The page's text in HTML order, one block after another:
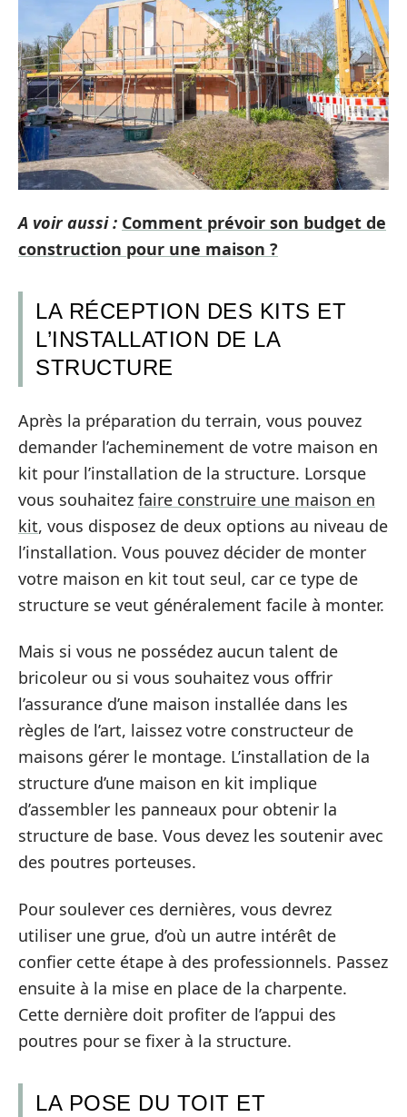
A voir aussi : Comment prévoir son budget de
construction pour une maison ?
LA RÉCEPTION DES KITS ET
L’INSTALLATION DE LA
STRUCTURE
Après la préparation du terrain, vous pouvez
demander l’acheminement de votre maison en
kit pour l’installation de la structure. Lorsque
vous souhaitez faire construire une maison en
kit, vous disposez de deux options au niveau de
l’installation. Vous pouvez décider de monter
votre maison en kit tout seul, car ce type de
structure se veut généralement facile à monter.
Mais si vous ne possédez aucun talent de
bricoleur ou si vous souhaitez vous offrir
l’assurance d’une maison installée dans les
règles de l’art, laissez votre constructeur de
maisons gérer le montage. L’installation de la
structure d’une maison en kit implique
d’assembler les panneaux pour obtenir la
structure de base. Vous devez les soutenir avec
des poutres porteuses.
Pour soulever ces dernières, vous devrez
utiliser une grue, d’où un autre intérêt de
confier cette étape à des professionnels. Passez
ensuite à la mise en place de la charpente.
Cette dernière doit profiter de l’appui des
poutres pour se fixer à la structure.
LA POSE DU TOIT ET